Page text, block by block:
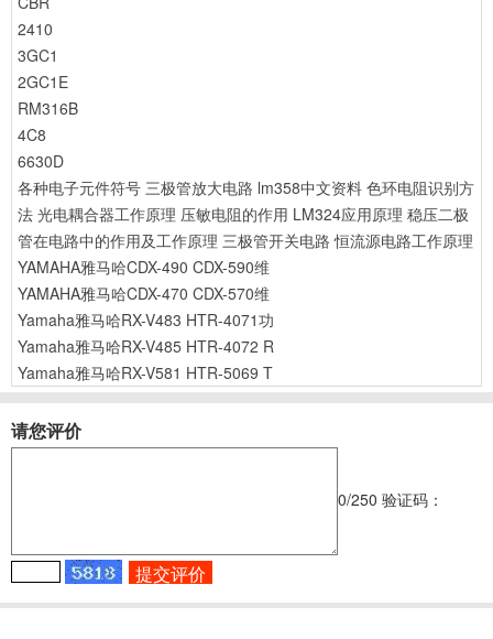
2410
3GC1
2GC1E
RM316B
4C8
6630D
各种电子元件符号 三极管放大电路 lm358中文资料 色环电阻识别方
法 光电耦合器工作原理 压敏电阻的作用 LM324应用原理 稳压二极
管在电路中的作用及工作原理 三极管开关电路 恒流源电路工作原理
YAMAHA雅马哈CDX-490 CDX-590维
YAMAHA雅马哈CDX-470 CDX-570维
Yamaha雅马哈RX-V483 HTR-4071功
Yamaha雅马哈RX-V485 HTR-4072 R
Yamaha雅马哈RX-V581 HTR-5069 T
请您评价
0/250 验证码：